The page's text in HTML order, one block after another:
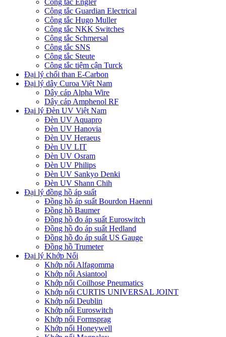
Công tắc Engler
Công tắc Guardian Electrical
Công tắc Hugo Muller
Công tắc NKK Switches
Công tắc Schmersal
Công tắc SNS
Công tắc Steute
Công tắc tiệm cận Turck
Đại lý chổi than E-Carbon
Đại lý dây Curoa Việt Nam
Dây cáp Alpha Wire
Dây cáp Amphenol RF
Đại lý Đèn UV Việt Nam
Đèn UV Aquapro
Đèn UV Hanovia
Đèn UV Heraeus
Đèn UV LIT
Đèn UV Osram
Đèn UV Philips
Đèn UV Sankyo Denki
Đèn UV Shann Chih
Đại lý đồng hồ áp suất
Đồng hồ áp suất Bourdon Haenni
Đồng hồ Baumer
Đồng hồ đo áp suất Euroswitch
Đồng hồ đo áp suất Hedland
Đồng hồ đo áp suất US Gauge
Đồng hồ Trumeter
Đại lý Khớp Nối
Khớp nối Alfagomma
Khớp nối Asiantool
Khớp nối Coilhose Pneumatics
Khớp nối CURTIS UNIVERSAL JOINT
Khớp nối Deublin
Khớp nối Euroswitch
Khớp nối Formsprag
Khớp nối Honeywell